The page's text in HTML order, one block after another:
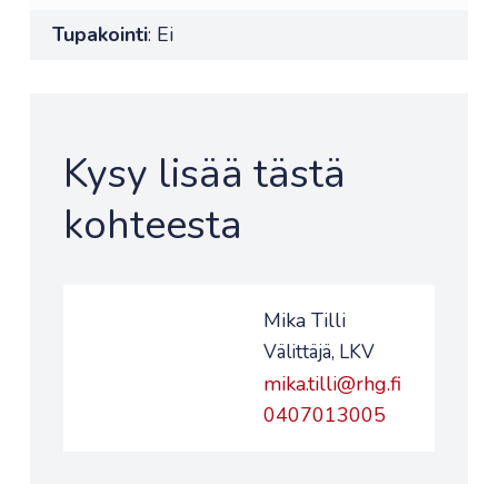
Tupakointi: Ei
Kysy lisää tästä
kohteesta
Mika Tilli
Välittäjä, LKV
mika.tilli@rhg.fi
0407013005